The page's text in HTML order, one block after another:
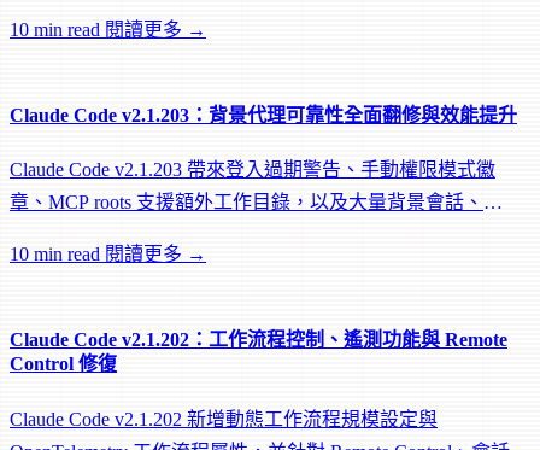
10 min read 閱讀更多 →
Claude Code v2.1.203：背景代理可靠性全面翻修與效能提升
Claude Code v2.1.203 帶來登入過期警告、手動權限模式徽
章、MCP roots 支援額外工作目錄，以及大量背景會話、
10 min read 閱讀更多 →
Claude Code v2.1.202：工作流程控制、遙測功能與 Remote
Control 修復
Claude Code v2.1.202 新增動態工作流程規模設定與